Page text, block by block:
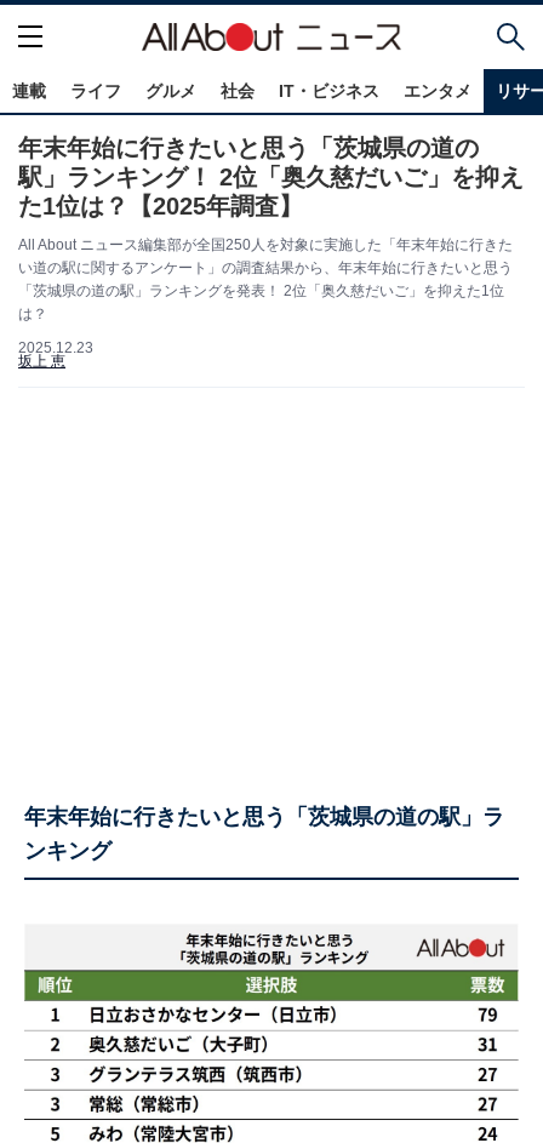
連載 ライフ グルメ 社会 IT・ビジネス エンタメ リサ
年末年始に行きたいと思う「茨城県の道の
駅」ランキング！ 2位「奥久慈だいご」を抑え
た1位は？【2025年調査】
All About ニュース編集部が全国250人を対象に実施した「年末年始に行きた
い道の駅に関するアンケート」の調査結果から、年末年始に行きたいと思う
「茨城県の道の駅」ランキングを発表！ 2位「奥久慈だいご」を抑えた1位
は？
2025.12.23
坂上 恵
年末年始に行きたいと思う「茨城県の道の駅」ラ
ンキング